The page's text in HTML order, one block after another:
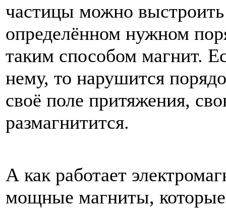
частицы можно выстроить
определённом нужном
таким способом магнит.
нему, то нарушится
своё поле притяжения,
размагнитится.
А как работает
мощные магниты, которые